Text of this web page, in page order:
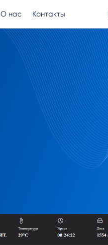
О нас Контакты